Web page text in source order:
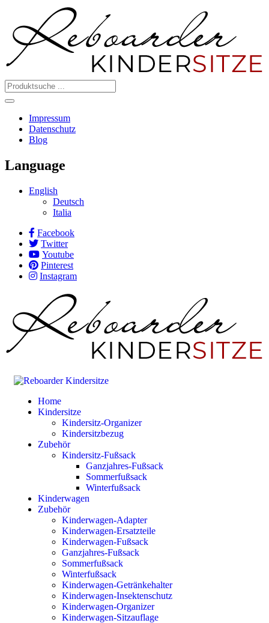
Impressum
Datenschutz
Blog
Language
English
Deutsch
Italia
Facebook
Twitter
Youtube
Pinterest
Instagram
Home
Kindersitze
Kindersitz-Organizer
Kindersitzbezug
Zubehör
Kindersitz-Fußsack
Ganzjahres-Fußsack
Sommerfußsack
Winterfußsack
Kinderwagen
Zubehör
Kinderwagen-Adapter
Kinderwagen-Ersatzteile
Kinderwagen-Fußsack
Ganzjahres-Fußsack
Sommerfußsack
Winterfußsack
Kinderwagen-Getränkehalter
Kinderwagen-Insektenschutz
Kinderwagen-Organizer
Kinderwagen-Sitzauflage